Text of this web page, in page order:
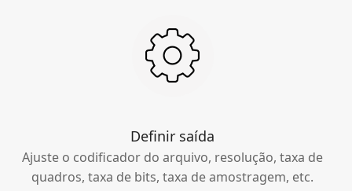
Definir saída
Ajuste o codificador do arquivo, resolução, taxa de
quadros, taxa de bits, taxa de amostragem, etc.